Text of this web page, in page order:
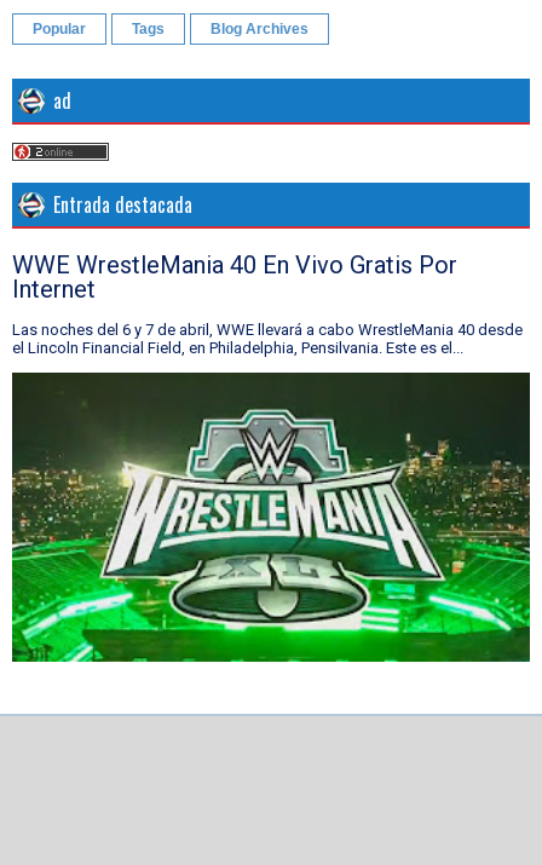
Popular Tags Blog Archives
ad
Entrada destacada
WWE WrestleMania 40 En Vivo Gratis Por
Internet
Las noches del 6 y 7 de abril, WWE llevará a cabo WrestleMania 40 desde
el Lincoln Financial Field, en Philadelphia, Pensilvania. Este es el...